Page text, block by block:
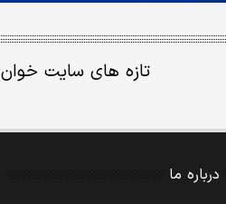
تازه های سایت خوان
درباره ما